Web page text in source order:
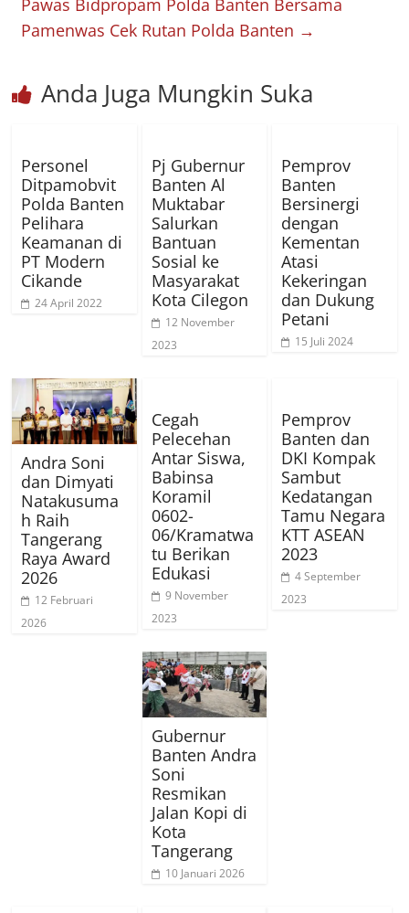
Pawas Bidpropam Polda Banten Bersama
Pamenwas Cek Rutan Polda Banten →
Anda Juga Mungkin Suka
Personel
Ditpamobvit
Polda Banten
Pelihara
Keamanan di
PT Modern
Cikande
24 April 2022
Pj Gubernur
Banten Al
Muktabar
Salurkan
Bantuan
Sosial ke
Masyarakat
Kota Cilegon
12 November
2023
Pemprov
Banten
Bersinergi
dengan
Kementan
Atasi
Kekeringan
dan Dukung
Petani
15 Juli 2024
Andra Soni
dan Dimyati
Natakusuma
h Raih
Tangerang
Raya Award
2026
12 Februari
2026
Cegah
Pelecehan
Antar Siswa,
Babinsa
Koramil
0602-
06/Kramatwa
tu Berikan
Edukasi
9 November
2023
Pemprov
Banten dan
DKI Kompak
Sambut
Kedatangan
Tamu Negara
KTT ASEAN
2023
4 September
2023
Gubernur
Banten Andra
Soni
Resmikan
Jalan Kopi di
Kota
Tangerang
10 Januari 2026